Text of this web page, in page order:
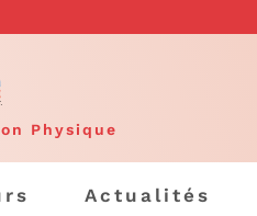
Physique
Actualités